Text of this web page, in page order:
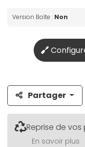
Version Boîte : Non
Partager
Reprise de
En savoir plus